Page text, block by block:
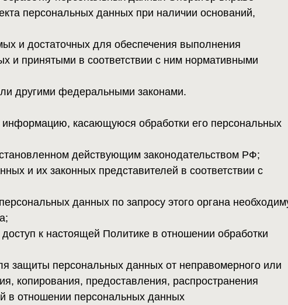
действующим законодательством РФ;
представителей в соответствии с
данных по запросу этого органа необходимую
Политике в отношении обработки
персональных данных от неправомерного или
предоставления, распространения
персональных данных
данных, прекратить обработку и
Законом о персональных данных;
данных.
за исключением случаев, предусмотренных
данных Оператором в доступной форме, и в
субъектам персональных данных, за исключением
данных. Перечень информации и порядок ее